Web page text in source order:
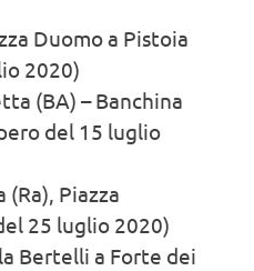
Duomo a Pistoia
2020)
(BA) – Banchina
del 15 luglio
Piazza
25 luglio 2020)
Bertelli a Forte dei